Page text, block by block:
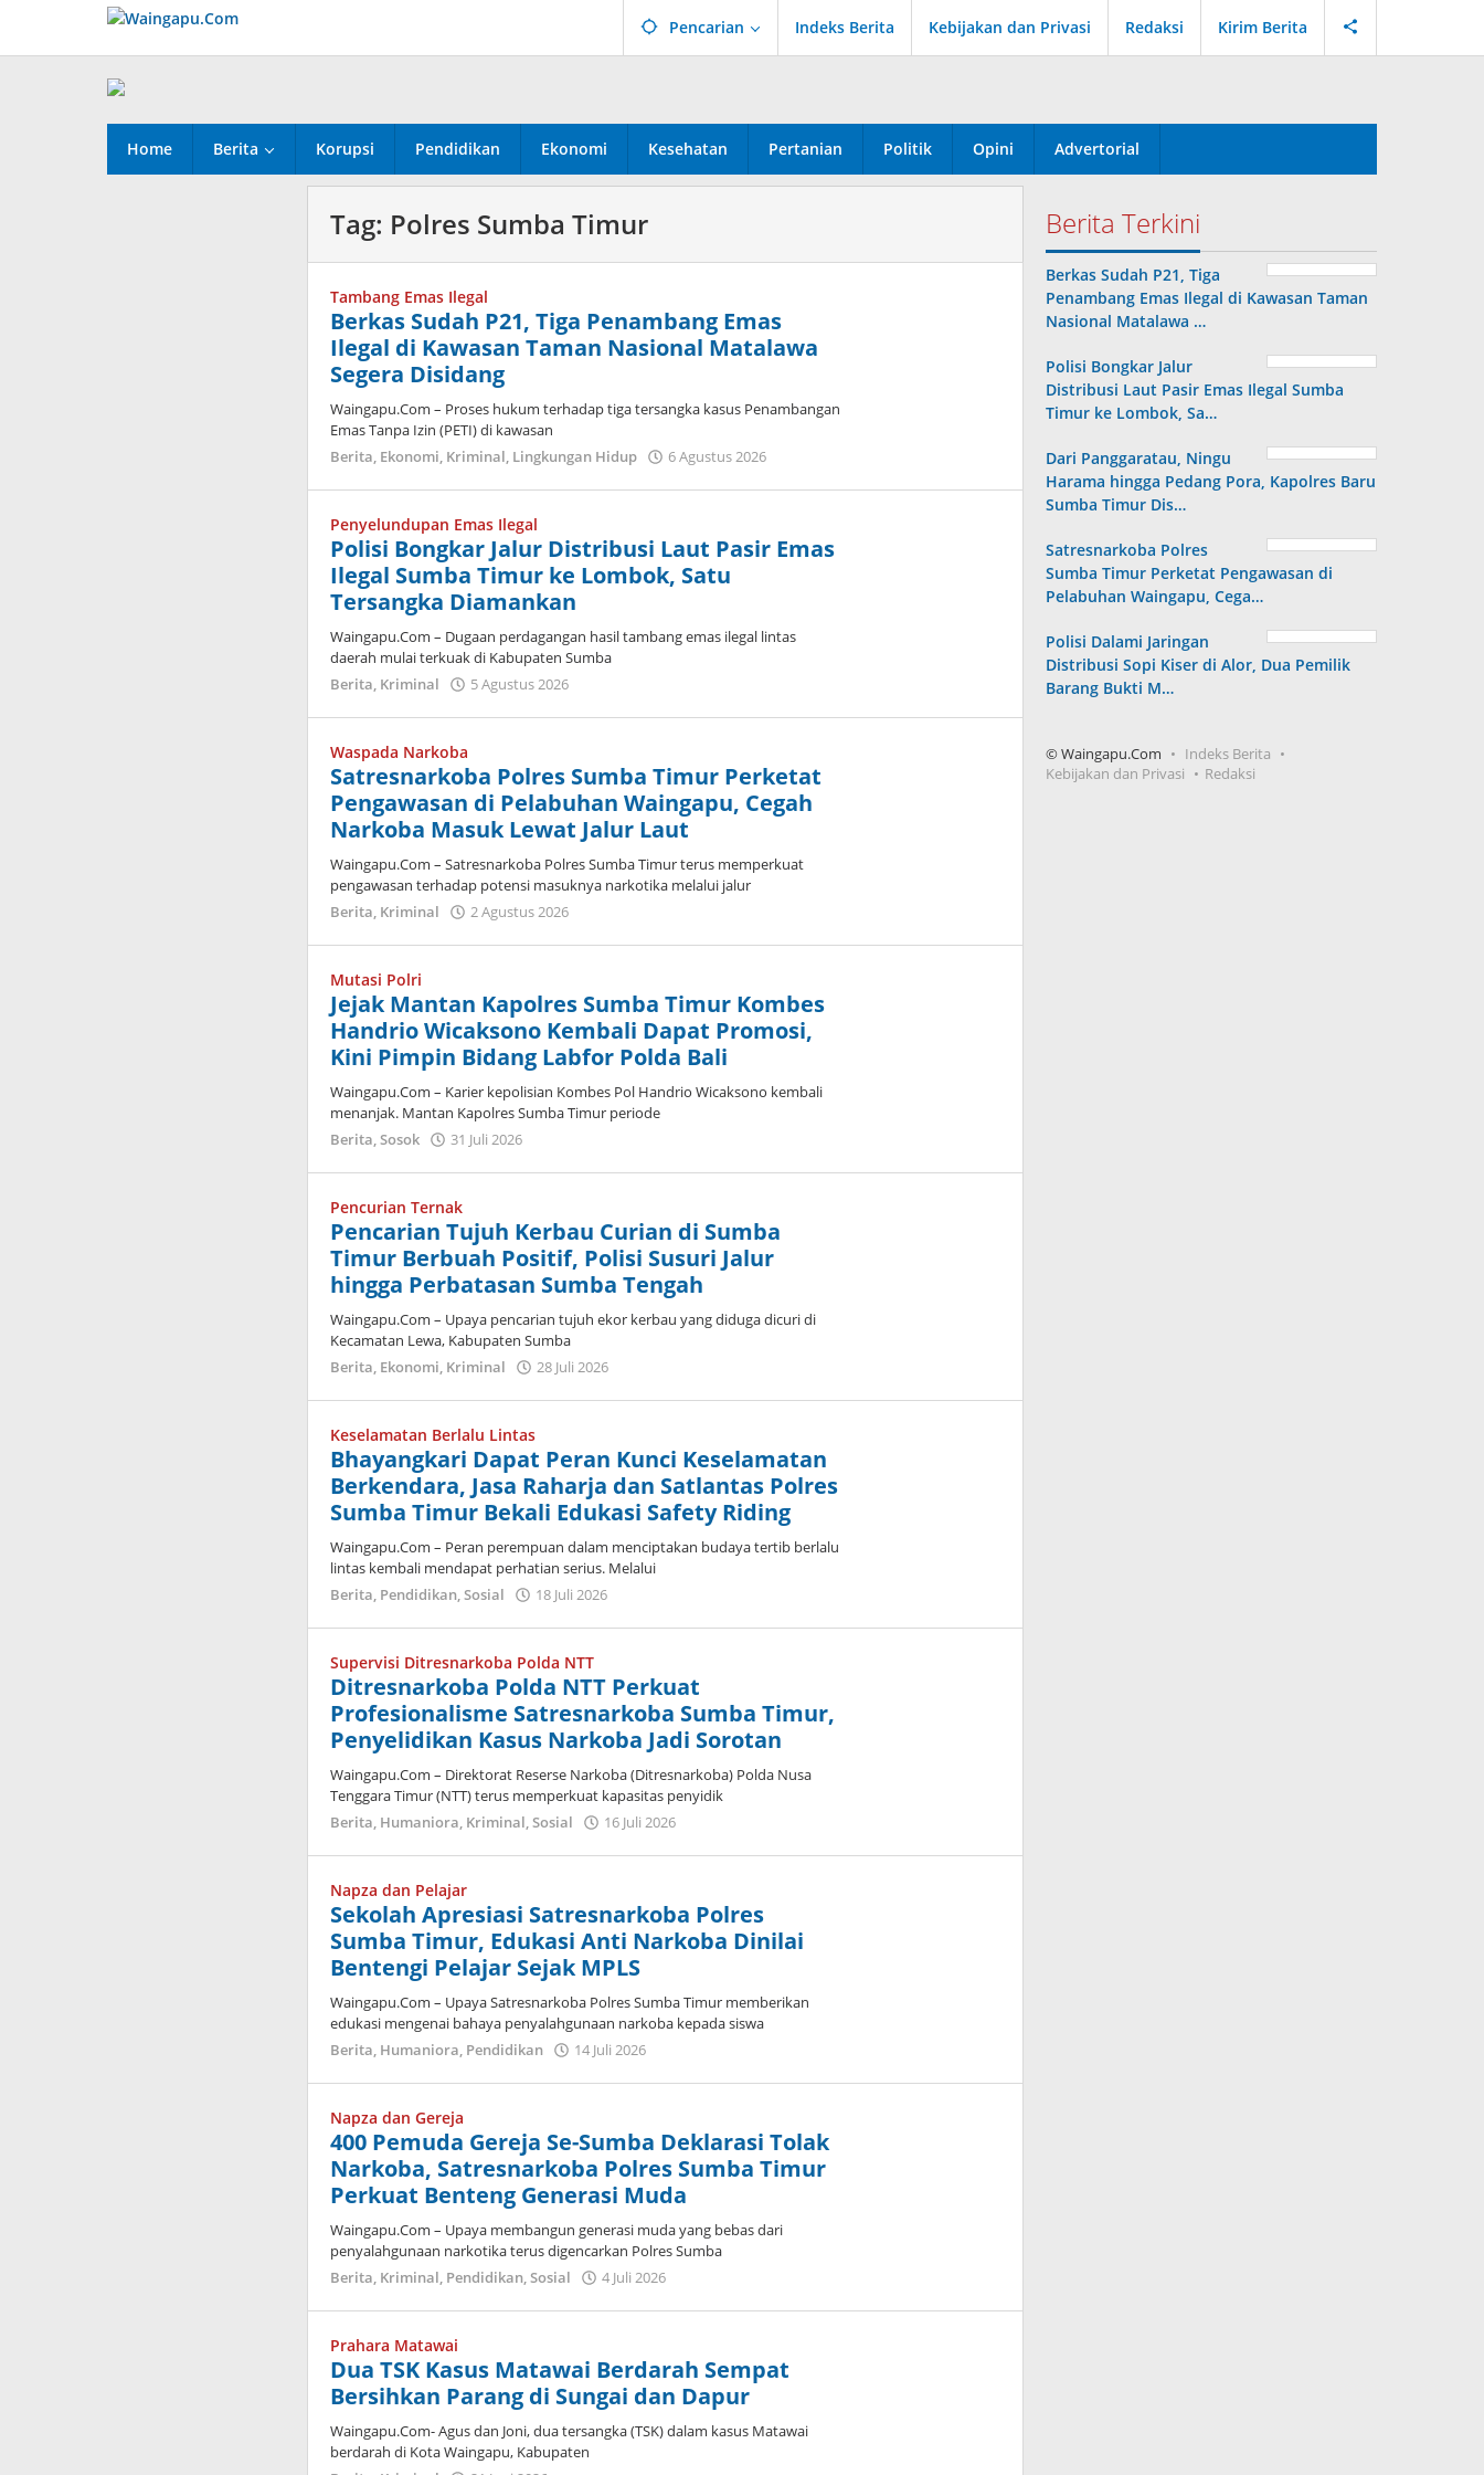
konten
Pencarian Indeks Berita Kebijakan dan Privasi Redaksi Kirim Berita
Home Berita Korupsi Pendidikan Ekonomi Kesehatan Pertanian Politik Opini Advertorial
Tag: Polres Sumba Timur
Tambang Emas Ilegal
Berkas Sudah P21, Tiga Penambang Emas
Ilegal di Kawasan Taman Nasional Matalawa
Segera Disidang
Waingapu.Com – Proses hukum terhadap tiga tersangka kasus Penambangan
Emas Tanpa Izin (PETI) di kawasan
Berita, Ekonomi, Kriminal, Lingkungan Hidup 6 Agustus 2026
Umbu
Lodu
Penyelundupan Emas Ilegal
Polisi Bongkar Jalur Distribusi Laut Pasir Emas
Ilegal Sumba Timur ke Lombok, Satu
Tersangka Diamankan
Waingapu.Com – Dugaan perdagangan hasil tambang emas ilegal lintas
daerah mulai terkuak di Kabupaten Sumba
Berita, Kriminal 5 Agustus 2026
Umbu
Lodu
Waspada Narkoba
Satresnarkoba Polres Sumba Timur Perketat
Pengawasan di Pelabuhan Waingapu, Cegah
Narkoba Masuk Lewat Jalur Laut
Waingapu.Com – Satresnarkoba Polres Sumba Timur terus memperkuat
pengawasan terhadap potensi masuknya narkotika melalui jalur
Berita, Kriminal 2 Agustus 2026
Umbu
Lodu
Mutasi Polri
Jejak Mantan Kapolres Sumba Timur Kombes
Handrio Wicaksono Kembali Dapat Promosi,
Kini Pimpin Bidang Labfor Polda Bali
Waingapu.Com – Karier kepolisian Kombes Pol Handrio Wicaksono kembali
menanjak. Mantan Kapolres Sumba Timur periode
Berita,Sosok 31 Juli 2026
Umbu
Lodu
Pencurian Ternak
Pencarian Tujuh Kerbau Curian di Sumba
Timur Berbuah Positif, Polisi Susuri Jalur
hingga Perbatasan Sumba Tengah
Waingapu.Com – Upaya pencarian tujuh ekor kerbau yang diduga dicuri di
Kecamatan Lewa, Kabupaten Sumba
Berita, Ekonomi, Kriminal 28 Juli 2026
Umbu
Lodu
Keselamatan Berlalu Lintas
Bhayangkari Dapat Peran Kunci Keselamatan
Berkendara, Jasa Raharja dan Satlantas Polres
Sumba Timur Bekali Edukasi Safety Riding
Waingapu.Com – Peran perempuan dalam menciptakan budaya tertib berlalu
lintas kembali mendapat perhatian serius. Melalui
Berita, Pendidikan,Sosial 18 Juli 2026
Umbu
Lodu
Supervisi Ditresnarkoba Polda NTT
Ditresnarkoba Polda NTT Perkuat
Profesionalisme Satresnarkoba Sumba Timur,
Penyelidikan Kasus Narkoba Jadi Sorotan
Waingapu.Com – Direktorat Reserse Narkoba (Ditresnarkoba) Polda Nusa
Tenggara Timur (NTT) terus memperkuat kapasitas penyidik
Berita, Humaniora, Kriminal,Sosial 16 Juli 2026
Umbu
Lodu
Napza dan Pelajar
Sekolah Apresiasi Satresnarkoba Polres
Sumba Timur, Edukasi Anti Narkoba Dinilai
Bentengi Pelajar Sejak MPLS
Waingapu.Com – Upaya Satresnarkoba Polres Sumba Timur memberikan
edukasi mengenai bahaya penyalahgunaan narkoba kepada siswa
Berita, Humaniora, Pendidikan 14 Juli 2026
Umbu
Lodu
Napza dan Gereja
400 Pemuda Gereja Se-Sumba Deklarasi Tolak
Narkoba, Satresnarkoba Polres Sumba Timur
Perkuat Benteng Generasi Muda
Waingapu.Com – Upaya membangun generasi muda yang bebas dari
penyalahgunaan narkotika terus digencarkan Polres Sumba
Berita, Kriminal, Pendidikan,Sosial 4 Juli 2026
Umbu
Lodu
Prahara Matawai
Dua TSK Kasus Matawai Berdarah Sempat
Bersihkan Parang di Sungai dan Dapur
Waingapu.Com- Agus dan Joni, dua tersangka (TSK) dalam kasus Matawai
berdarah di Kota Waingapu, Kabupaten
Berita Terkini
Berkas Sudah P21, Tiga
Penambang Emas Ilegal di Kawasan Taman
Nasional Matalawa …
Polisi Bongkar Jalur
Distribusi Laut Pasir Emas Ilegal Sumba
Timur ke Lombok, Sa…
Dari Panggaratau, Ningu
Harama hingga Pedang Pora, Kapolres Baru
Sumba Timur Dis…
Satresnarkoba Polres
Sumba Timur Perketat Pengawasan di
Pelabuhan Waingapu, Cega…
Polisi Dalami Jaringan
Distribusi Sopi Kiser di Alor, Dua Pemilik
Barang Bukti M…
© Waingapu.Com
Indeks Berita
Kebijakan dan Privasi
Redaksi